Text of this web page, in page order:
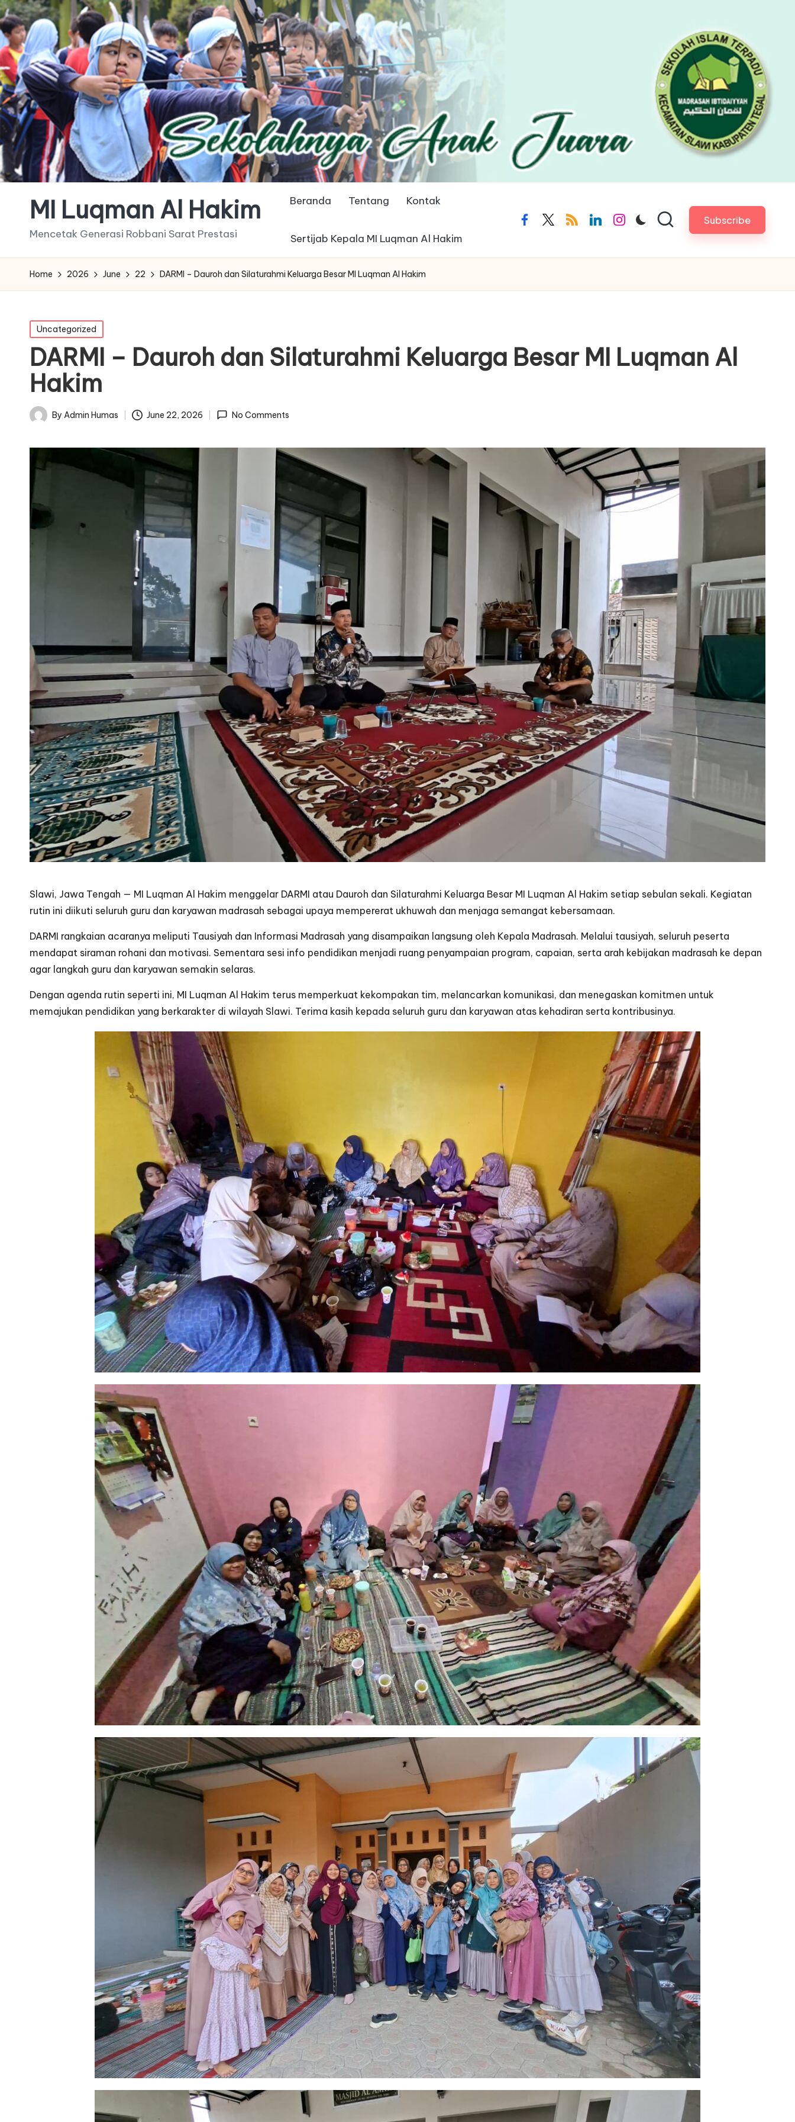
MI Luqman Al Hakim
Mencetak Generasi Robbani Sarat Prestasi
Beranda Tentang Kontak
Sertijab Kepala MI Luqman Al Hakim
facebook.com
twitter.com
rss.comlinkedin.com
instagram.com Subscribe
Home 2026 June 22 DARMI – Dauroh dan Silaturahmi Keluarga Besar MI Luqman Al Hakim
Posted
in
Uncategorized
DARMI – Dauroh dan Silaturahmi Keluarga Besar MI Luqman Al
Hakim
PostedBy Admin Humas June 22, 2026 No Comments
Slawi, Jawa Tengah — MI Luqman Al Hakim menggelar DARMI atau Dauroh dan Silaturahmi Keluarga Besar MI Luqman Al Hakim setiap sebulan sekali. Kegiatan
rutin ini diikuti seluruh guru dan karyawan madrasah sebagai upaya mempererat ukhuwah dan menjaga semangat kebersamaan.
DARMI rangkaian acaranya meliputi Tausiyah dan Informasi Madrasah yang disampaikan langsung oleh Kepala Madrasah. Melalui tausiyah, seluruh peserta
mendapat siraman rohani dan motivasi. Sementara sesi info pendidikan menjadi ruang penyampaian program, capaian, serta arah kebijakan madrasah ke depan
agar langkah guru dan karyawan semakin selaras.
Dengan agenda rutin seperti ini, MI Luqman Al Hakim terus memperkuat kekompakan tim, melancarkan komunikasi, dan menegaskan komitmen untuk
memajukan pendidikan yang berkarakter di wilayah Slawi. Terima kasih kepada seluruh guru dan karyawan atas kehadiran serta kontribusinya.